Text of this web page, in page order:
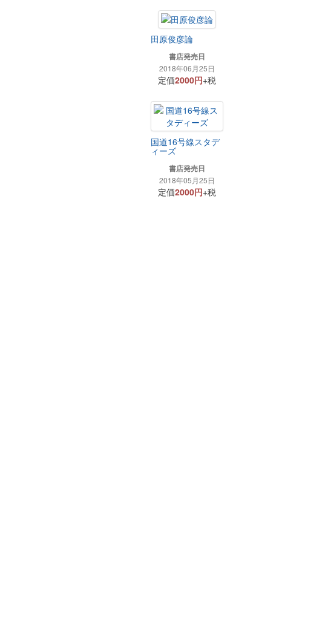
田原俊彦論
書店発売日
2018年06月25日
定価2000円+税
国道16号線スタデ
ィーズ
書店発売日
2018年05月25日
定価2000円+税